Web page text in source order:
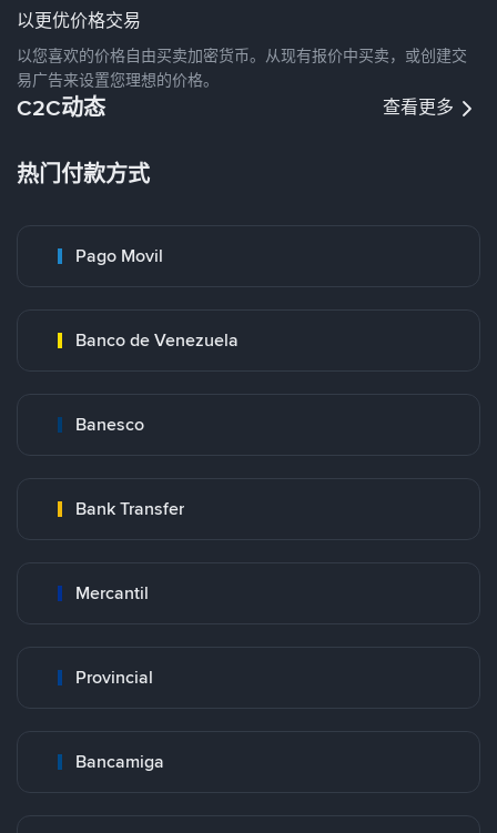
以更优价格交易
以您喜欢的价格自由买卖加密货币。从现有报价中买卖，或创建交
易广告来设置您理想的价格。
C2C动态 查看更多
热门付款方式
Pago Movil
Banco de Venezuela
Banesco
Bank Transfer
Mercantil
Provincial
Bancamiga